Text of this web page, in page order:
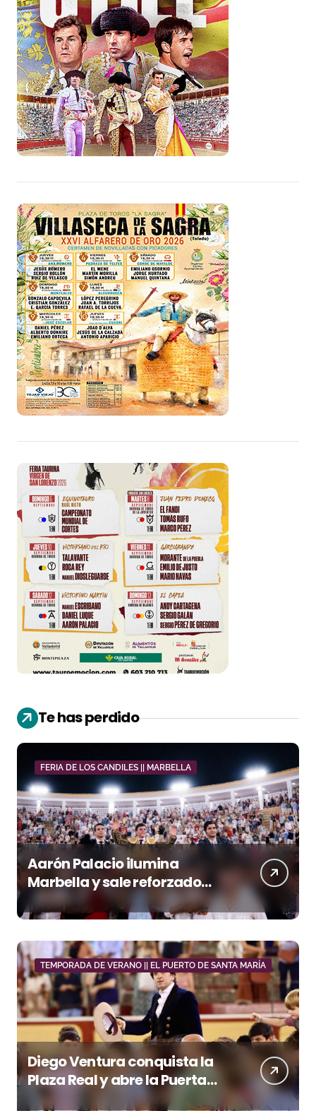
Te has perdido
FERIA DE LOS CANDILES || MARBELLA
Aarón Palacio ilumina
Marbella y sale reforzado
junto a Manzanares y
Morante
TEMPORADA DE VERANO || EL PUERTO DE SANTA MARÍA
Diego Ventura conquista la
Plaza Real y abre la Puerta
Grande en El Puerto